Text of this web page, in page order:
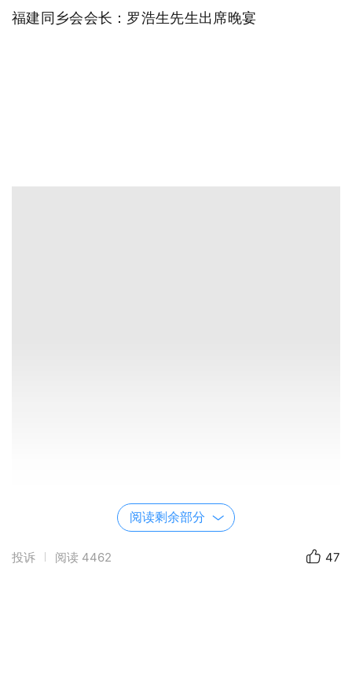
福建同乡会会长：罗浩生先生出席晚宴
阅读剩余部分
投诉 阅读 4462 47